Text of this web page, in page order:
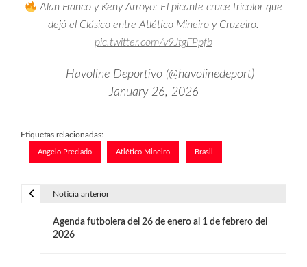
Alan Franco y Keny Arroyo: El picante cruce tricolor que
dejó el Clásico entre Atlético Mineiro y Cruzeiro.
pic.twitter.com/v9JtgFPpfb
— Havoline Deportivo (@havolinedeport)
January 26, 2026
Etiquetas relacionadas:
Angelo Preciado Atlético Mineiro Brasil
Noticia anterior
Agenda futbolera del 26 de enero al 1 de febrero del
2026